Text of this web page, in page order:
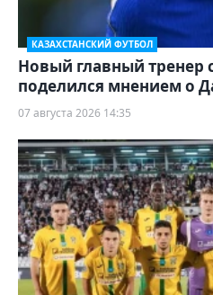
КАЗАХСТАНСКИЙ ФУТБОЛ
Новый главный тренер
поделился мнением о
07 августа 2026 14:35